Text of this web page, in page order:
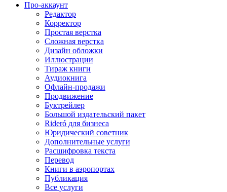
Про-аккаунт
Редактор
Корректор
Простая верстка
Сложная верстка
Дизайн обложки
Иллюстрации
Тираж книги
Аудиокнига
Офлайн-продажи
Продвижение
Буктрейлер
Большой издательский пакет
Rideró для бизнеса
Юридический советник
Дополнительные услуги
Расшифровка текста
Перевод
Книги в аэропортах
Публикация
Все услуги